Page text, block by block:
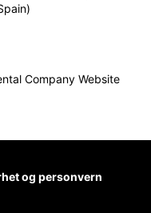
Company Website
og personvern